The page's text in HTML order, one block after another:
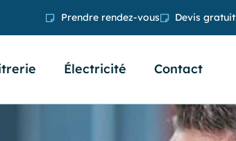
Prendre rendez-vous Devis gratuit
Électricité Contact